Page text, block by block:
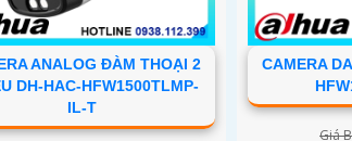
ANALOG ĐÀM THOẠI 2
DH-HAC-HFW1500TLMP-
IL-T
CAMERA
Giá